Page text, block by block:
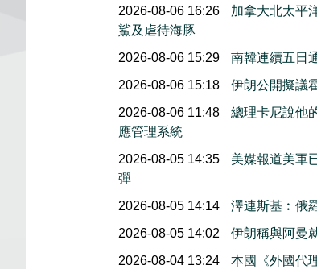
2026-08-06 16:26
加拿大北太平
鯊及虐待海豚
2026-08-06 15:29
南韓連續五日
2026-08-06 15:18
伊朗公開擬議
2026-08-06 11:48
總理卡尼說他
應管理系統
2026-08-05 14:35
美媒報道美軍
彈
2026-08-05 14:14
澤連斯基︰俄
2026-08-05 14:02
伊朗稱與阿曼
2026-08-04 13:24
本國《外國代